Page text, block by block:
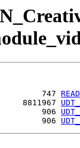
747
8811967
906
906